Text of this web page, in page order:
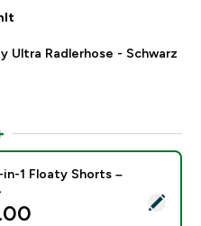
Ultra Radlerhose - Schwarz
- MP Damen 2-in-1
in-1 Floaty Shorts –